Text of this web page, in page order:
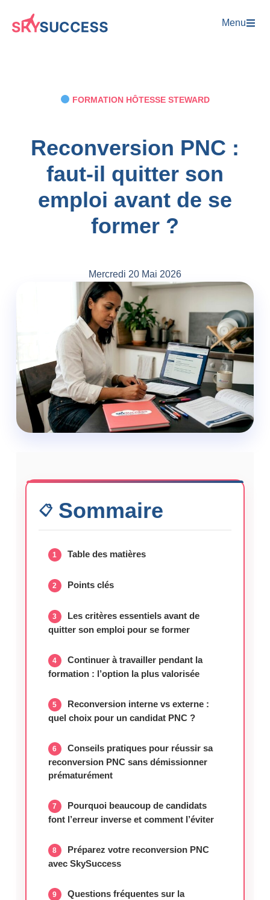
Menu
FORMATION HÔTESSE STEWARD
Reconversion PNC :
faut-il quitter son
emploi avant de se
former ?
Mercredi 20 Mai 2026
Sommaire
Table des matières
Points clés
Les critères essentiels avant de
quitter son emploi pour se former
Continuer à travailler pendant la
formation : l’option la plus valorisée
Reconversion interne vs externe :
quel choix pour un candidat PNC ?
Conseils pratiques pour réussir sa
reconversion PNC sans démissionner
prématurément
Pourquoi beaucoup de candidats
font l’erreur inverse et comment l’éviter
Préparez votre reconversion PNC
avec SkySuccess
Questions fréquentes sur la